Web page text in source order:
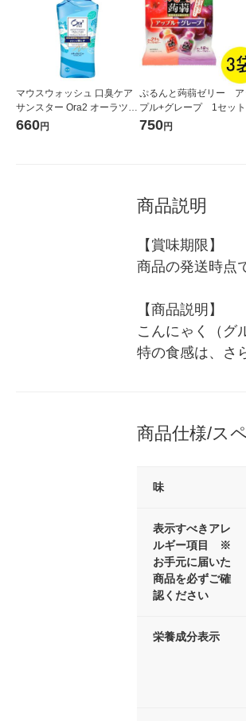
マウスウォッシュ 口臭ケア
サンスター Ora2 オーラツー
ミー 洗口液 ステインクリア
660円
ぷるんと蒟蒻ゼリー ア
プル+グレープ 1セット
袋（12個入）×3） オリ
750円
商品説明
【賞味期限】
商品の発送時点
【商品説明】
こんにゃく（グ
特の食感は、さ
商品仕様/ス
味
表示すべきアレ
ルギー項目 ※
お手元に届いた
商品を必ずご確
認ください
栄養成分表示